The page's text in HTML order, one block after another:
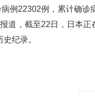
例22302例，累计确诊
道，截至22日，日本正
纪录。